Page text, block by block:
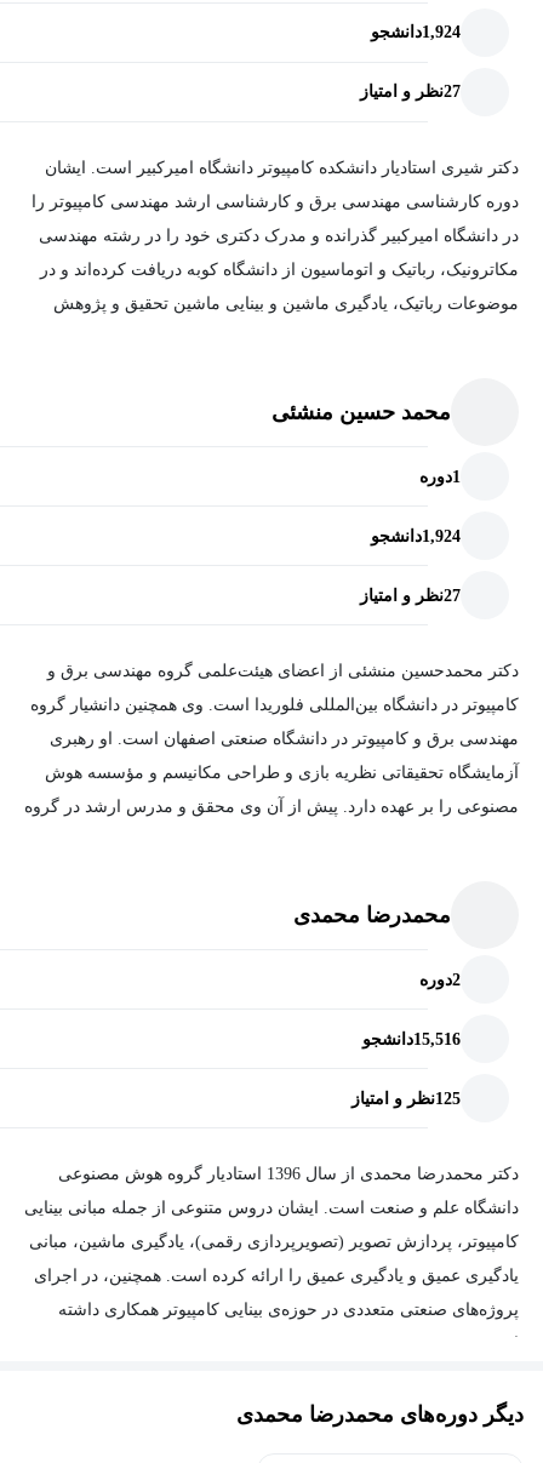
1,924دانشجو
27نظر و امتیاز
دکتر شیری استادیار دانشکده کامپیوتر دانشگاه امیرکبیر است. ایشان
دوره کارشناسی مهندسی برق و کارشناسی ارشد مهندسی کامپیوتر را
در دانشگاه امیرکبیر گذرانده و مدرک دکتری خود را در رشته مهندسی
مکاترونیک، رباتیک و اتوماسیون از دانشگاه کوبه دریافت کرده‌اند و در
موضوعات رباتیک، یادگیری ماشین و بینایی ماشین تحقیق و پژوهش
محمد حسین منشئی
1دوره
1,924دانشجو
27نظر و امتیاز
دکتر محمدحسین منشئی از اعضای هیئت‌علمی گروه مهندسی برق و
کامپیوتر در دانشگاه بین‌المللی فلوریدا است. وی همچنین دانشیار گروه
مهندسی برق و کامپیوتر در دانشگاه صنعتی اصفهان است. او رهبری
آزمایشگاه تحقیقاتی نظریه بازی و طراحی مکانیسم و ​​مؤسسه هوش
مصنوعی را بر عهده دارد. پیش از آن وی محقق و مدرس ارشد در گروه
مهندسی ارتباطات را از دانشگاه صنعتی اصفهان کسب کرد. همچنین یک
Antipolis اخذ نمود و با بورسیه دولت فرانسه دوره دکتری را آغاز نمود،
و سیستم‌های توزیع شده دریافت کرد.
محمدرضا محمدی
2دوره
15,516دانشجو
125نظر و امتیاز
دکتر محمدرضا محمدی از سال 1396 استادیار گروه هوش مصنوعی
دانشگاه علم و صنعت است. ایشان دروس متنوعی از جمله مبانی بینایی
کامپیوتر، پردازش تصویر (تصویرپردازی رقمی)، یادگیری ماشین، مبانی
یادگیری عمیق و یادگیری عمیق را ارائه کرده است. همچنین، در اجرای
پروژه‌های صنعتی متعددی در حوزه‌ی بینایی کامپیوتر همکاری داشته
دیگر دوره‌های محمدرضا محمدی